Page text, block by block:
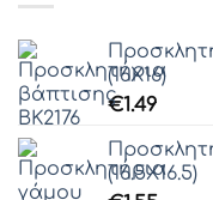
(16Χ16)
€1.49
(16.5Χ16.5)